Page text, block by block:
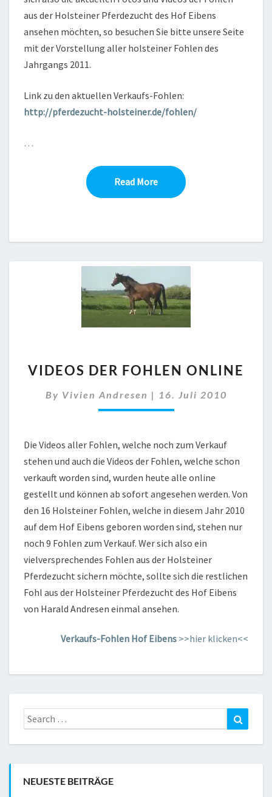
aus der Holsteiner Pferdezucht des Hof Eibens
ansehen möchten, so besuchen Sie bitte unsere Seite
mit der Vorstellung aller holsteiner Fohlen des
Jahrgangs 2011.
Link zu den aktuellen Verkaufs-Fohlen:
http://pferdezucht-holsteiner.de/fohlen/
…
Read MoreRead More
DER
ONLINE
VIDEOS DER FOHLEN ONLINE
By Vivien Andresen | 16. Juli 2010
Die Videos aller Fohlen, welche noch zum Verkauf
stehen und auch die Videos der Fohlen, welche schon
verkauft worden sind, wurden heute alle online
gestellt und können ab sofort angesehen werden. Von
den 16 Holsteiner Fohlen, welche in diesem Jahr 2010
auf dem Hof Eibens geboren worden sind, stehen nur
noch 9 Fohlen zum Verkauf. Wer sich also ein
vielversprechendes Fohlen aus der Holsteiner
Pferdezucht sichern möchte, sollte sich die restlichen
Fohl aus der Holsteiner Pferdezucht des Hof Eibens
von Harald Andresen einmal ansehen.
Verkaufs-Fohlen Hof Eibens >>hier klicken<<
Search
for:
NEUESTE BEITRÄGE